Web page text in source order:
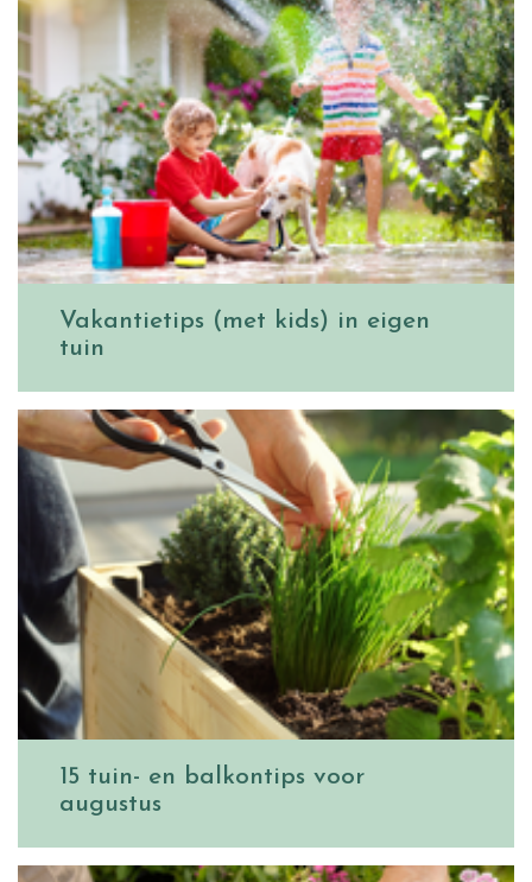
Vakantietips (met kids) in eigen
tuin
15 tuin- en balkontips voor
augustus